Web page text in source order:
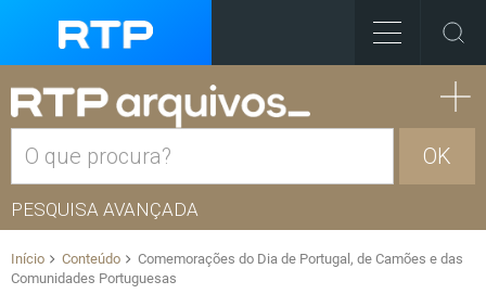
OK
PESQUISA AVANÇADA
Início Conteúdo
Comemorações do Dia de Portugal, de Camões e das
Comunidades Portuguesas